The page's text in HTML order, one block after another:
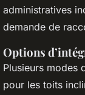
administratives
demande de
Options
Plusieurs modes
pour les toits